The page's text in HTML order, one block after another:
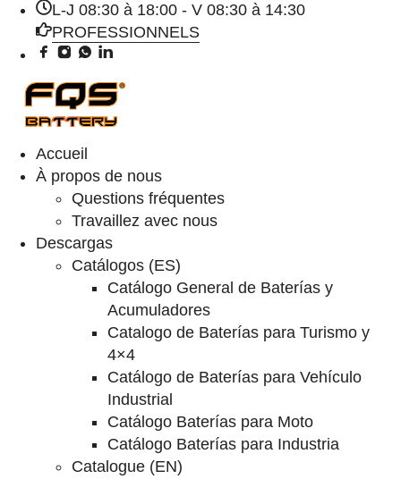
L-J 08:30 à 18:00 - V 08:30 à 14:30
PROFESSIONNELS
Accueil
À propos de nous
Questions fréquentes
Travaillez avec nous
Descargas
Catálogos (ES)
Catálogo General de Baterías y
Acumuladores
Catalogo de Baterías para Turismo y
4×4
Catálogo de Baterías para Vehículo
Industrial
Catálogo Baterías para Moto
Catálogo Baterías para Industria
Catalogue (EN)